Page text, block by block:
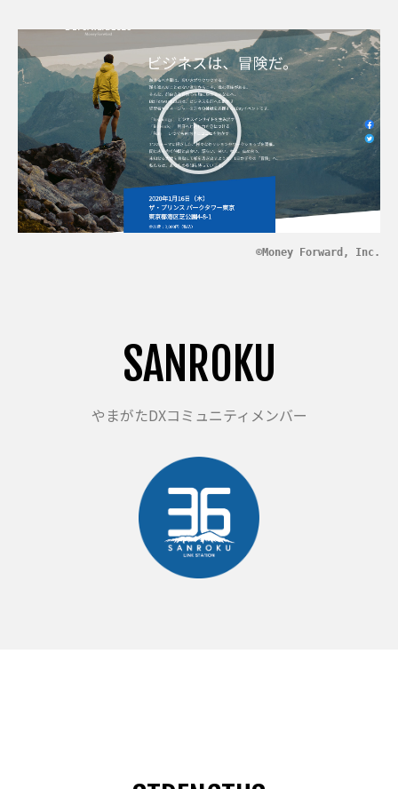
©Money Forward, Inc.
SANROKU
やまがたDXコミュニティメンバー